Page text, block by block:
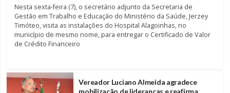
Nesta sexta-feira (7), o secretário adjunto da Secretaria de
Gestão em Trabalho e Educação do Ministério da Saúde, Jerzey
Timóteo, visita as instalações do Hospital Alagoinhas, no
município de mesmo nome, para entregar o Certificado de Valor
de Crédito Financeiro
Vereador Luciano Almeida agradece